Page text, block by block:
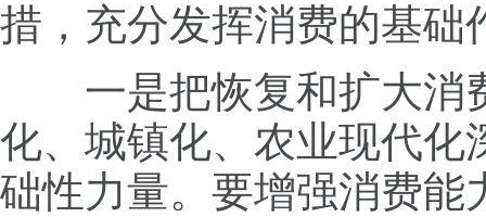
措，充分发挥消费的基础
一是把恢复和扩大消
化、城镇化、农业现代化
础性力量。要增强消费能